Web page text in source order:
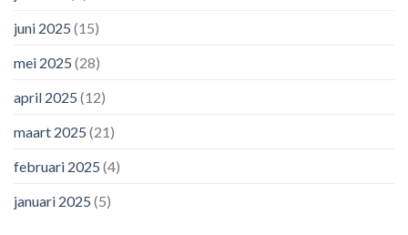
juni 2025 (15)
mei 2025 (28)
april 2025 (12)
maart 2025 (21)
februari 2025 (4)
januari 2025 (5)